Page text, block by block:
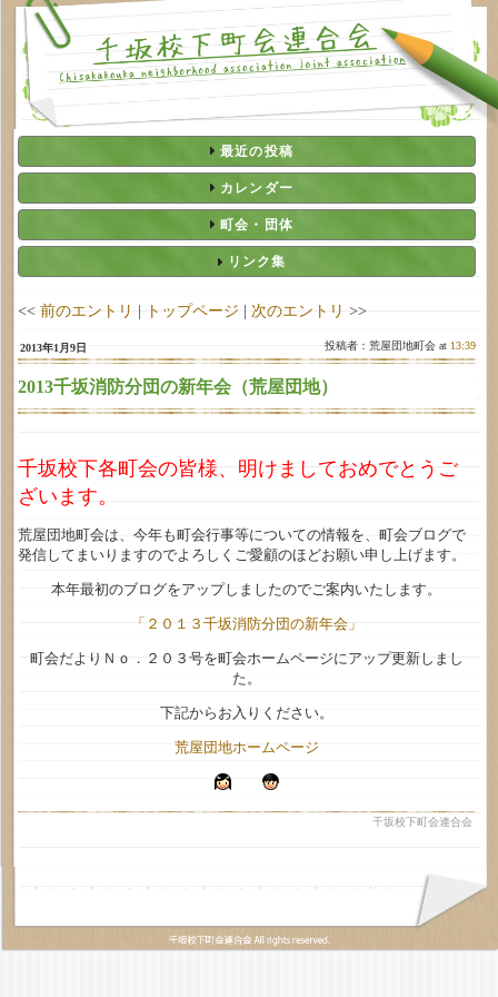
最近の投稿
カレンダー
町会・団体
リンク集
<< 前のエントリ | トップページ | 次のエントリ >>
2013年1月9日 投稿者：荒屋団地町会 at 13:39
2013千坂消防分団の新年会（荒屋団地）
千坂校下各町会の皆様、明けましておめでとうご
ざいます。
荒屋団地町会は、今年も町会行事等についての情報を、町会ブログで
発信してまいりますのでよろしくご愛顧のほどお願い申し上げます。
本年最初のブログをアップしましたのでご案内いたします。
「２０１３千坂消防分団の新年会」
町会だよりＮｏ．２０３号を町会ホームページにアップ更新しまし
た。
下記からお入りください。
荒屋団地ホームページ
千坂校下町会連合会